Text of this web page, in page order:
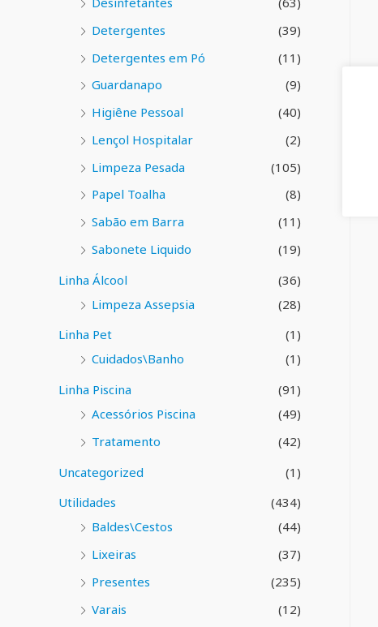
Detergentes
(39)
Detergentes em Pó
(11)
Guardanapo
(9)
Higiêne Pessoal
(40)
Lençol Hospitalar
(2)
Limpeza Pesada
(105)
Papel Toalha
(8)
Sabão em Barra
(11)
Sabonete Liquido
(19)
Linha Álcool
(36)
Limpeza Assepsia
(28)
Linha Pet
(1)
Cuidados\Banho
(1)
Linha Piscina
(91)
Acessórios Piscina
(49)
Tratamento
(42)
Uncategorized
(1)
Utilidades
(434)
Baldes\Cestos
(44)
Lixeiras
(37)
Presentes
(235)
Varais
(12)